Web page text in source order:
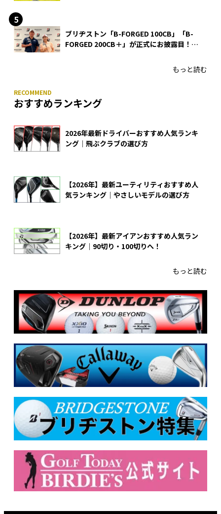
ブリヂストン「B-FORGED 100CB」「B-
FORGED 200CB＋」が正式にお披露目！
もっと読む
おすすめランキング
2026年最新ドライバーおすすめ人気ランキ
ング｜飛ぶクラブの選び方
【2026年】最新ユーティリティおすすめ人
気ランキング｜やさしいモデルの選び方
【2026年】最新アイアンおすすめ人気ラン
キング｜90切り・100切りへ！
もっと読む